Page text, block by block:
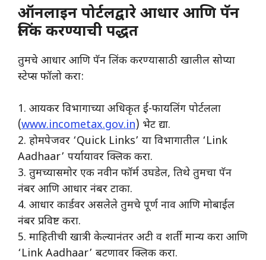
ऑनलाइन पोर्टलद्वारे आधार आणि पॅन
लिंक करण्याची पद्धत
​तुमचे आधार आणि पॅन लिंक करण्यासाठी खालील सोप्या
स्टेप्स फॉलो करा:
​1. आयकर विभागाच्या अधिकृत ई-फायलिंग पोर्टलला
(www.incometax.gov.in) भेट द्या.
2. होमपेजवर ‘Quick Links’ या विभागातील ‘Link
Aadhaar’ पर्यायावर क्लिक करा.
3. तुमच्यासमोर एक नवीन फॉर्म उघडेल, तिथे तुमचा पॅन
नंबर आणि आधार नंबर टाका.
4. आधार कार्डवर असलेले तुमचे पूर्ण नाव आणि मोबाईल
नंबर प्रविष्ट करा.
5. माहितीची खात्री केल्यानंतर अटी व शर्ती मान्य करा आणि
‘Link Aadhaar’ बटणावर क्लिक करा.